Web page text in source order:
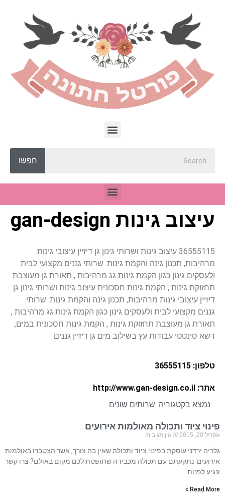
חפשו
עיצוב גינות gan-design
36555115 עיצוב גינות ושרותי גינון גן דיזיין עיצובי גינות
מרהיבות, תכנון גינה והקמת גינות. שרותי גננים מקצועי לבית
ולעסקים גינון כגון הקמת גינות גג מרהיבות , תאורת גן מעוצבת
תחזוקת גינות , הקמת גינות חסכונית עיצוב גינות ושרותי גינון גן
דיזיין עיצובי גינות מרהיבות, תכנון גינה והקמת גינות. שרותי
גננים מקצועי לבית ולעסקים גינון כגון הקמת גינות גג מרהיבות ,
תאורת גן מעוצבת תחזוקת גינות , הקמת גינות חסכונית במים,
דשא סינטטי עבודות עץ בשילוב מים גן דיזיין גננים
טלפון: 36555115
אתר: http://www.gan-design.co.il
נמצא בקטגוריה: שרותים שונים
פינוי ציוד ותכולה מאולמות אירועים
אפריל 20, 2015 אין תגובות
גלריה ירדני עוסקת בפינוי ציוד ותכולה שאין בה צורך, אשר הצטברו באולמות
אירועים. נתקעתם עם תכולה מכבידה שתופסת לכם מקום באולם? צרו קשר
ונגיע לפנות
Read More »